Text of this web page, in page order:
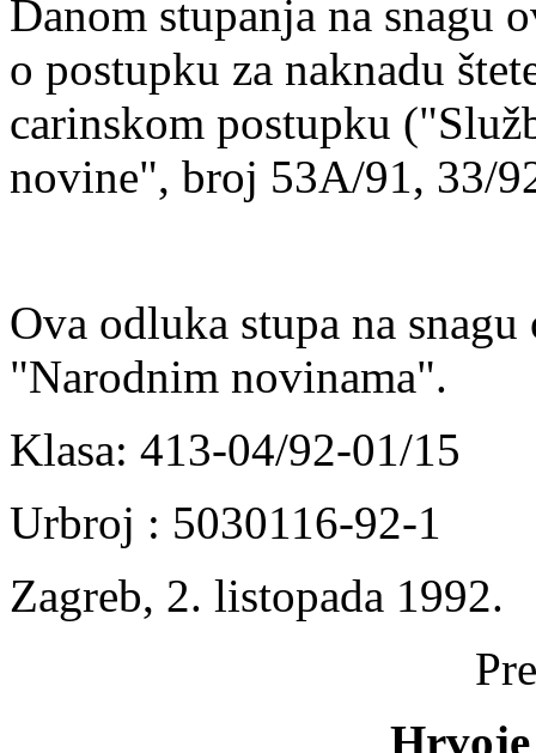
Danom stupanja na snagu
o postupku za naknadu
carinskom postupku
novine", broj 53A/91, 33/
Ova odluka stupa na
"Narodnim novinama".
Klasa: 413-04/92-01/15
Urbroj : 5030116-92-1
Zagreb, 2. listopada 1992.